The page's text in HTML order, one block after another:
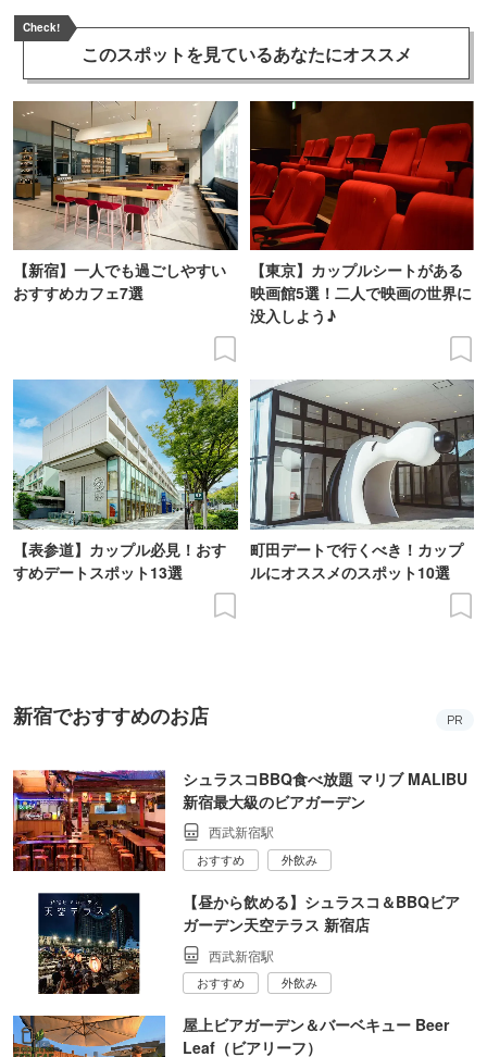
Check!
このスポットを見ているあなたにオススメ
【新宿】一人でも過ごしやすい
おすすめカフェ7選
【東京】カップルシートがある
映画館5選！二人で映画の世界に
没入しよう♪
【表参道】カップル必見！おす
すめデートスポット13選
町田デートで行くべき！カップ
ルにオススメのスポット10選
新宿でおすすめのお店 PR
シュラスコBBQ食べ放題 マリブ MALIBU
新宿最大級のビアガーデン
西武新宿駅
おすすめ 外飲み
【昼から飲める】シュラスコ＆BBQビア
ガーデン天空テラス 新宿店
西武新宿駅
おすすめ 外飲み
屋上ビアガーデン＆バーベキュー Beer
Leaf（ビアリーフ）